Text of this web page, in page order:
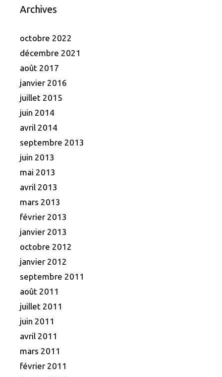
Archives
octobre 2022
décembre 2021
août 2017
janvier 2016
juillet 2015
juin 2014
avril 2014
septembre 2013
juin 2013
mai 2013
avril 2013
mars 2013
février 2013
janvier 2013
octobre 2012
janvier 2012
septembre 2011
août 2011
juillet 2011
juin 2011
avril 2011
mars 2011
février 2011